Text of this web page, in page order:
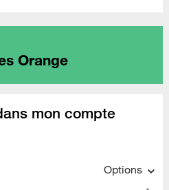
Orange
mon compte
Options